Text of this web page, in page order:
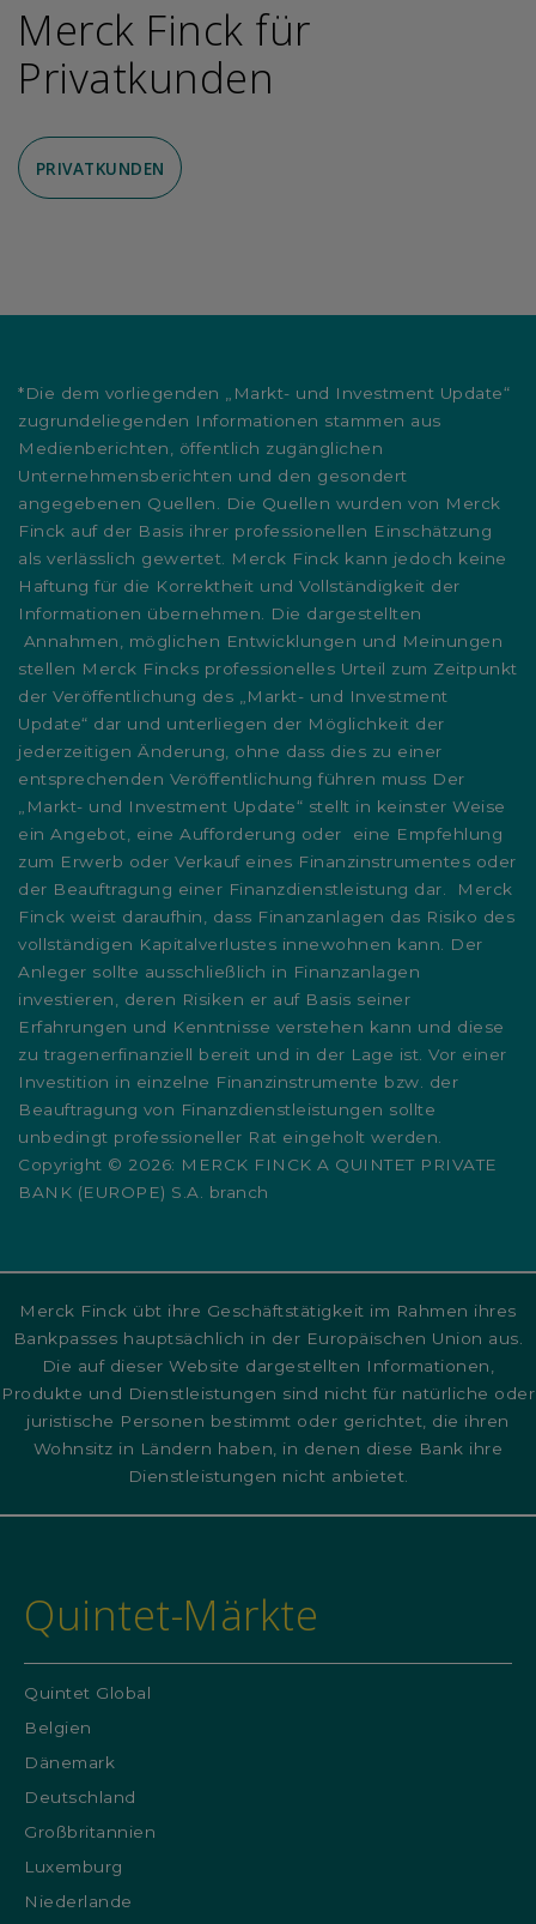
Merck Finck für
Privatkunden
PRIVATKUNDEN
*Die dem vorliegenden „Markt- und Investment Update“
zugrundeliegenden Informationen stammen aus
Medienberichten, öffentlich zugänglichen
Unternehmensberichten und den gesondert
angegebenen Quellen. Die Quellen wurden von Merck
Finck auf der Basis ihrer professionellen Einschätzung
als verlässlich gewertet. Merck Finck kann jedoch keine
Haftung für die Korrektheit und Vollständigkeit der
Informationen übernehmen. Die dargestellten
Annahmen, möglichen Entwicklungen und Meinungen
stellen Merck Fincks professionelles Urteil zum Zeitpunkt
der Veröffentlichung des „Markt- und Investment
Update“ dar und unterliegen der Möglichkeit der
jederzeitigen Änderung, ohne dass dies zu einer
entsprechenden Veröffentlichung führen muss Der
„Markt- und Investment Update“ stellt in keinster Weise
ein Angebot, eine Aufforderung oder eine Empfehlung
zum Erwerb oder Verkauf eines Finanzinstrumentes oder
der Beauftragung einer Finanzdienstleistung dar. Merck
Finck weist daraufhin, dass Finanzanlagen das Risiko des
vollständigen Kapitalverlustes innewohnen kann. Der
Anleger sollte ausschließlich in Finanzanlagen
investieren, deren Risiken er auf Basis seiner
Erfahrungen und Kenntnisse verstehen kann und diese
zu tragenerfinanziell bereit und in der Lage ist. Vor einer
Investition in einzelne Finanzinstrumente bzw. der
Beauftragung von Finanzdienstleistungen sollte
unbedingt professioneller Rat eingeholt werden.
Copyright © 2026: MERCK FINCK A QUINTET PRIVATE
BANK (EUROPE) S.A. branch
Merck Finck übt ihre Geschäftstätigkeit im Rahmen ihres
Bankpasses hauptsächlich in der Europäischen Union aus.
Die auf dieser Website dargestellten Informationen,
Produkte und Dienstleistungen sind nicht für natürliche oder
juristische Personen bestimmt oder gerichtet, die ihren
Wohnsitz in Ländern haben, in denen diese Bank ihre
Dienstleistungen nicht anbietet.
Quintet-Märkte
Quintet Global
Belgien
Dänemark
Deutschland
Großbritannien
Luxemburg
Niederlande